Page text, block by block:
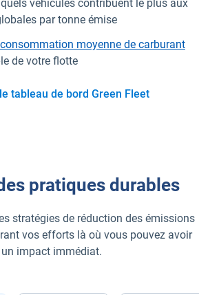
véhicules contribuent le plus aux
par tonne émise
moyenne de carburant
de votre flotte
tableau de bord Green Fleet
pratiques durables
stratégies de réduction des émissions
vos efforts là où vous pouvez avoir
un impact immédiat.